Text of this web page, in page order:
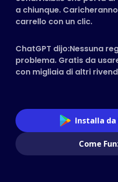
a chiunque.
carrello con un clic.
ChatGPT dijo:Nessuna
problema. Gratis da
con migliaia di altri
Installa da
Come